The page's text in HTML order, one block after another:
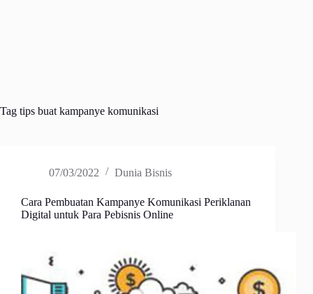
Tag tips buat kampanye komunikasi
07/03/2022 Dunia Bisnis
Cara Pembuatan Kampanye Komunikasi Periklanan
Digital untuk Para Pebisnis Online